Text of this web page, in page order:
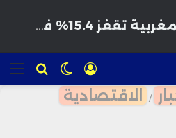
للبحث الوضع
المظلم
تسجيل
الدخول
/ الاقتصادية